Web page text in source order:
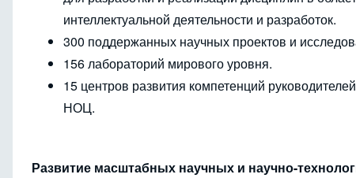
интеллектуальной деятельности и разработок.
300 поддержанных научных проектов и
156 лабораторий мирового уровня.
15 центров развития компетенций
НОЦ.
Развитие масштабных научных и научно-